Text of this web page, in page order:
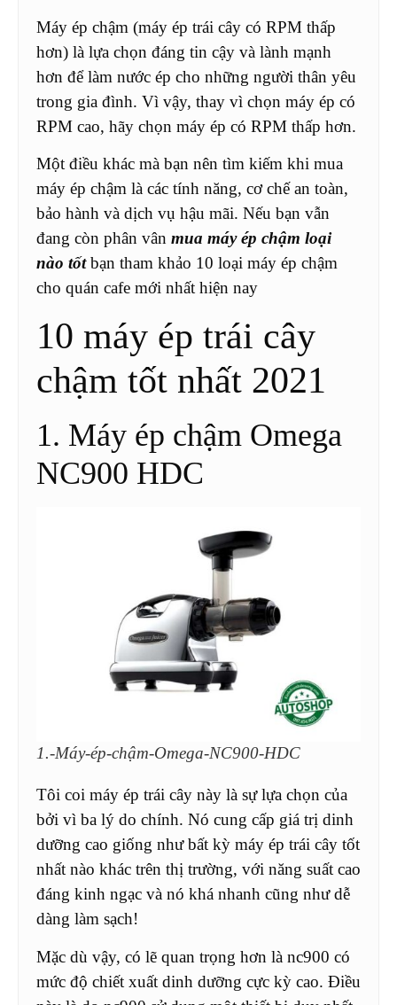
Máy ép chậm (máy ép trái cây có RPM thấp
hơn) là lựa chọn đáng tin cậy và lành mạnh
hơn để làm nước ép cho những người thân yêu
trong gia đình. Vì vậy, thay vì chọn máy ép có
RPM cao, hãy chọn máy ép có RPM thấp hơn.
Một điều khác mà bạn nên tìm kiếm khi mua
máy ép chậm là các tính năng, cơ chế an toàn,
bảo hành và dịch vụ hậu mãi. Nếu bạn vẫn
đang còn phân vân mua máy ép chậm loại
nào tốtbạn tham khảo 10 loại máy ép chậm
cho quán cafe mới nhất hiện nay
10 máy ép trái cây
chậm tốt nhất 2021
1. Máy ép chậm Omega
NC900 HDC
1.-Máy-ép-chậm-Omega-NC900-HDC
Tôi coi máy ép trái cây này là sự lựa chọn của
bởi vì ba lý do chính. Nó cung cấp giá trị dinh
dưỡng cao giống như bất kỳ máy ép trái cây tốt
nhất nào khác trên thị trường, với năng suất cao
đáng kinh ngạc và nó khá nhanh cũng như dễ
dàng làm sạch!
Mặc dù vậy, có lẽ quan trọng hơn là nc900 có
mức độ chiết xuất dinh dưỡng cực kỳ cao. Điều